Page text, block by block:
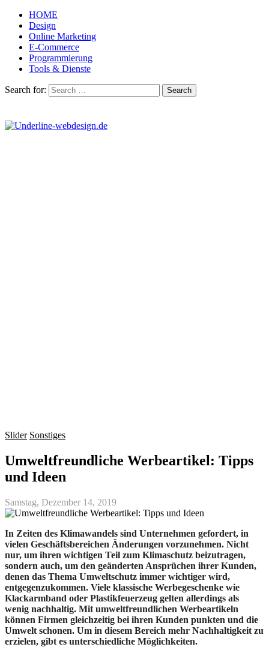
HOME
Design
Online Marketing
E-Commerce
Programmierung
Tools & Dienste
Search for:
Slider Sonstiges
Umweltfreundliche Werbeartikel: Tipps
und Ideen
Samstag, Dezember 14, 2019
In Zeiten des Klimawandels sind Unternehmen gefordert, in
vielen Geschäftsbereichen Änderungen vorzunehmen. Nicht
nur, um ihren wichtigen Teil zum Klimaschutz beizutragen,
sondern auch, um den geänderten Ansprüchen ihrer Kunden,
denen das Thema Umweltschutz immer wichtiger wird,
entgegenzukommen. Viele klassische Werbegeschenke wie
Klackarmband oder Plastikfeuerzeug gelten allerdings als
wenig nachhaltig. Mit umweltfreundlichen Werbeartikeln
können Firmen gleichzeitig bei ihren Kunden punkten und die
Umwelt schonen. Um in diesem Bereich mehr Nachhaltigkeit zu
erzielen, gibt es unterschiedliche Möglichkeiten.